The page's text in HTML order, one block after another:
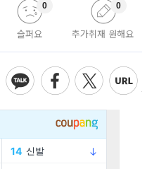
슬퍼요
0
추가취재 원해요
0